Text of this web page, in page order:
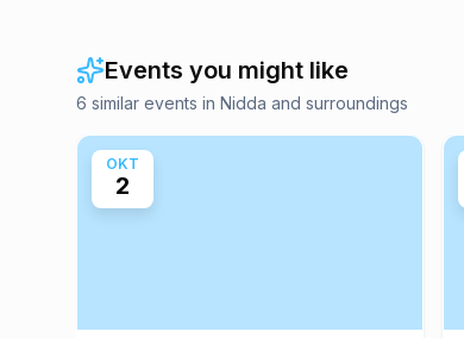
Events you might like
6 similar events in Nidda and surroundings
OKT
2